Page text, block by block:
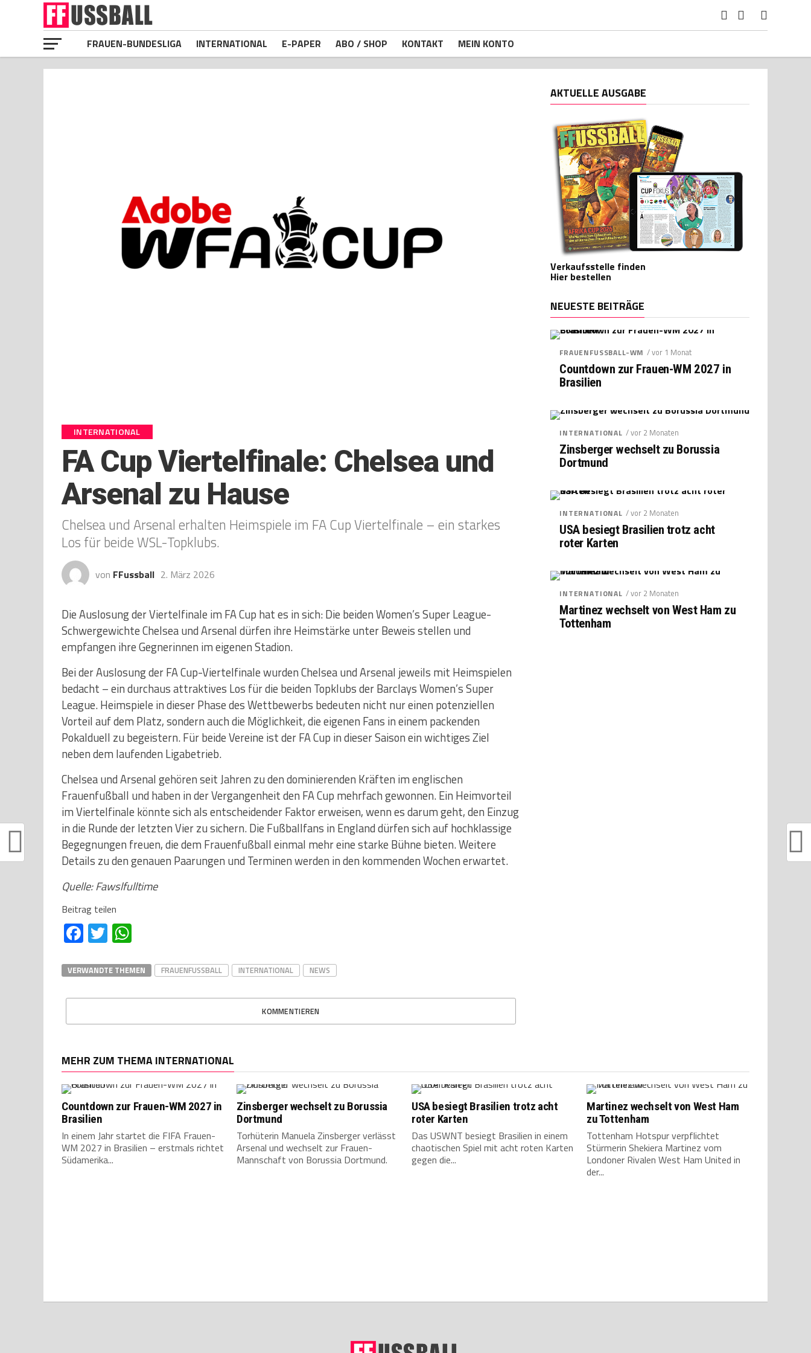
FRAUEN-BUNDESLIGA INTERNATIONAL E-PAPER ABO / SHOP KONTAKT MEIN KONTO
INTERNATIONAL
FA Cup Viertelfinale: Chelsea und
Arsenal zu Hause
Chelsea und Arsenal erhalten Heimspiele im FA Cup Viertelfinale – ein starkes
Los für beide WSL-Topklubs.
von FFussball 2. März 2026
Die Auslosung der Viertelfinale im FA Cup hat es in sich: Die beiden Women’s Super League-
Schwergewichte Chelsea und Arsenal dürfen ihre Heimstärke unter Beweis stellen und
empfangen ihre Gegnerinnen im eigenen Stadion.
Bei der Auslosung der FA Cup-Viertelfinale wurden Chelsea und Arsenal jeweils mit Heimspielen
bedacht – ein durchaus attraktives Los für die beiden Topklubs der Barclays Women’s Super
League. Heimspiele in dieser Phase des Wettbewerbs bedeuten nicht nur einen potenziellen
Vorteil auf dem Platz, sondern auch die Möglichkeit, die eigenen Fans in einem packenden
Pokalduell zu begeistern. Für beide Vereine ist der FA Cup in dieser Saison ein wichtiges Ziel
neben dem laufenden Ligabetrieb.
Chelsea und Arsenal gehören seit Jahren zu den dominierenden Kräften im englischen
Frauenfußball und haben in der Vergangenheit den FA Cup mehrfach gewonnen. Ein Heimvorteil
im Viertelfinale könnte sich als entscheidender Faktor erweisen, wenn es darum geht, den Einzug
in die Runde der letzten Vier zu sichern. Die Fußballfans in England dürfen sich auf hochklassige
Begegnungen freuen, die dem Frauenfußball einmal mehr eine starke Bühne bieten. Weitere
Details zu den genauen Paarungen und Terminen werden in den kommenden Wochen erwartet.
Quelle: Fawslfulltime
Beitrag teilen
Facebook
Twitter
VERWANDTE THEMEN FRAUENFUSSBALL INTERNATIONAL NEWS
KOMMENTIEREN
AKTUELLE AUSGABE
Verkaufsstelle finden
Hier bestellen
NEUESTE BEITRÄGE
FRAUENFUSSBALL-WM / vor 1 Monat
Countdown zur Frauen-WM 2027 in
Brasilien
INTERNATIONAL / vor 2 Monaten
Zinsberger wechselt zu Borussia
Dortmund
INTERNATIONAL / vor 2 Monaten
USA besiegt Brasilien trotz acht
roter Karten
INTERNATIONAL / vor 2 Monaten
Martinez wechselt von West Ham zu
Tottenham
MEHR ZUM THEMA INTERNATIONAL
Countdown zur Frauen-WM 2027 in
Brasilien
In einem Jahr startet die FIFA Frauen-
WM 2027 in Brasilien – erstmals richtet
Südamerika...
Zinsberger wechselt zu Borussia
Dortmund
Torhüterin Manuela Zinsberger verlässt
Arsenal und wechselt zur Frauen-
Mannschaft von Borussia Dortmund.
USA besiegt Brasilien trotz acht
roter Karten
Das USWNT besiegt Brasilien in einem
chaotischen Spiel mit acht roten Karten
gegen die...
Martinez wechselt von West Ham
zu Tottenham
Tottenham Hotspur verpflichtet
Stürmerin Shekiera Martinez vom
Londoner Rivalen West Ham United in
der...